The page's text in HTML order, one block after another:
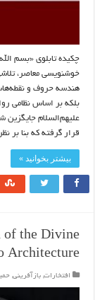
چکیده تابلوی «بسم
خوشنویسی معاصر،
هندسه حروف و
بلکه بر اساس نظامی
علیهم‌السلام جایگزین
قرار گرفته که بنا بر
بیشتر بخوانید »
of the Divine
Architecture
افتخارات, بازآفرینی,